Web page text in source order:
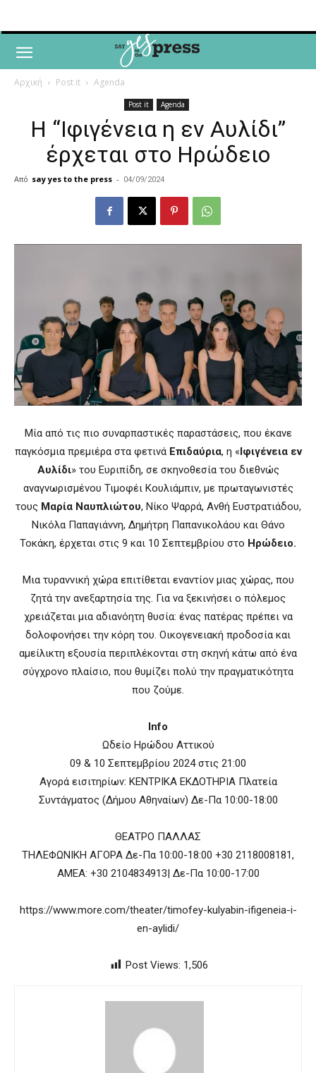
Αρχική Post it Agenda
Post it Agenda
H “Ιφιγένεια η εν Αυλίδι”
έρχεται στο Ηρώδειο
Από say yes to the press - 04/09/2024
Μία από τις πιο συναρπαστικές παραστάσεις, που έκανε
παγκόσμια πρεμιέρα στα φετινά Επιδαύρια, η «Ιφιγένεια εν
Αυλίδι» του Ευριπίδη, σε σκηνοθεσία του διεθνώς
αναγνωρισμένου Τιμοφέι Κουλιάμπιν, με πρωταγωνιστές
τους Μαρία Ναυπλιώτου, Νίκο Ψαρρά, Ανθή Ευστρατιάδου,
Νικόλα Παπαγιάννη, Δημήτρη Παπανικολάου και Θάνο
Τοκάκη, έρχεται στις 9 και 10 Σεπτεμβρίου στο Ηρώδειο.
Μια τυραννική χώρα επιτίθεται εναντίον μιας χώρας, που
ζητά την ανεξαρτησία της. Για να ξεκινήσει ο πόλεμος
χρειάζεται μια αδιανόητη θυσία: ένας πατέρας πρέπει να
δολοφονήσει την κόρη του. Οικογενειακή προδοσία και
αμείλικτη εξουσία περιπλέκονται στη σκηνή κάτω από ένα
σύγχρονο πλαίσιο, που θυμίζει πολύ την πραγματικότητα
που ζούμε.
Info
Ωδείο Ηρώδου Αττικού
09 & 10 Σεπτεμβρίου 2024 στις 21:00
Αγορά εισιτηρίων: ΚΕΝΤΡΙΚΑ ΕΚΔΟΤΗΡΙΑ Πλατεία
Συντάγματος (Δήμου Αθηναίων) Δε-Πα 10:00-18:00
ΘΕΑΤΡΟ ΠΑΛΛΑΣ
ΤΗΛΕΦΩΝΙΚΗ ΑΓΟΡΑ Δε-Πα 10:00-18:00 +30 2118008181,
ΑΜΕΑ: +30 2104834913| Δε-Πα 10:00-17:00
https://www.more.com/theater/timofey-kulyabin-ifigeneia-i-
en-aylidi/
Post Views: 1,506